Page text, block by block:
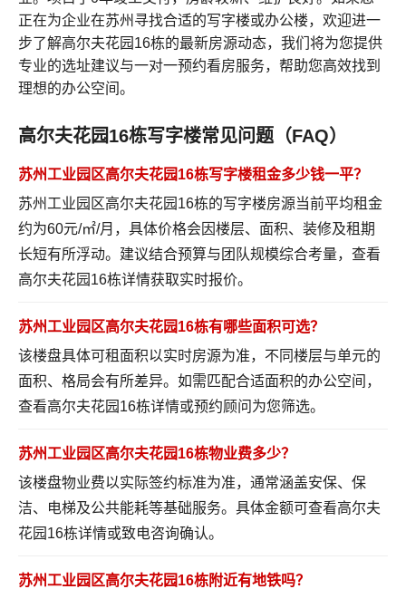
正在为企业在苏州寻找合适的写字楼或办公楼，欢迎进一
步了解高尔夫花园16栋的最新房源动态，我们将为您提供
专业的选址建议与一对一预约看房服务，帮助您高效找到
理想的办公空间。
高尔夫花园16栋写字楼常见问题（FAQ）
苏州工业园区高尔夫花园16栋写字楼租金多少钱一平？
苏州工业园区高尔夫花园16栋的写字楼房源当前平均租金
约为60元/㎡/月，具体价格会因楼层、面积、装修及租期
长短有所浮动。建议结合预算与团队规模综合考量， 查看
高尔夫花园16栋详情获取实时报价。
苏州工业园区高尔夫花园16栋有哪些面积可选？
该楼盘具体可租面积以实时房源为准，不同楼层与单元的
面积、格局会有所差异。如需匹配合适面积的办公空间，
查看高尔夫花园16栋详情或预约顾问为您筛选。
苏州工业园区高尔夫花园16栋物业费多少？
该楼盘物业费以实际签约标准为准，通常涵盖安保、保
洁、电梯及公共能耗等基础服务。具体金额可查看高尔夫
花园16栋详情或致电咨询确认。
苏州工业园区高尔夫花园16栋附近有地铁吗？